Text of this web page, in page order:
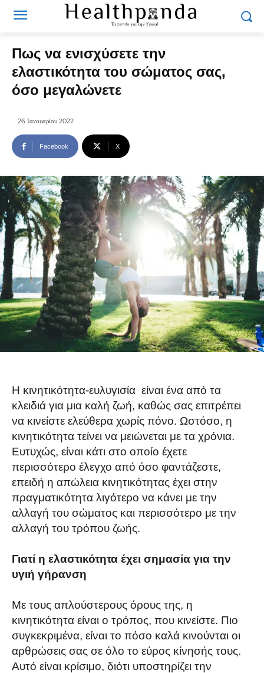
Πως να ενισχύσετε την
ελαστικότητα του σώματος σας,
όσο μεγαλώνετε
26 Ιανουαρίου 2022
Facebook X
Η κινητικότητα-ευλυγισία είναι ένα από τα
κλειδιά για μια καλή ζωή, καθώς σας επιτρέπει
να κινείστε ελεύθερα χωρίς πόνο. Ωστόσο, η
κινητικότητα τείνει να μειώνεται με τα χρόνια.
Ευτυχώς, είναι κάτι στο οποίο έχετε
περισσότερο έλεγχο από όσο φαντάζεστε,
επειδή η απώλεια κινητικότητας έχει στην
πραγματικότητα λιγότερο να κάνει με την
αλλαγή του σώματος και περισσότερο με την
αλλαγή του τρόπου ζωής.
Γιατί η ελαστικότητα έχει σημασία για την
υγιή γήρανση
Με τους απλούστερους όρους της, η
κινητικότητα είναι ο τρόπος, που κινείστε. Πιο
συγκεκριμένα, είναι το πόσο καλά κινούνται οι
αρθρώσεις σας σε όλο το εύρος κίνησής τους.
Αυτό είναι κρίσιμο, διότι υποστηρίζει την